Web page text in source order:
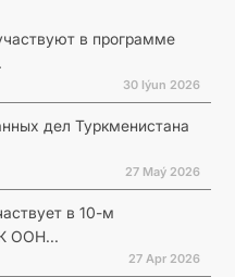
в программе
30 Iýun 2026
дел Туркменистана
27 Maý 2026
в 10-м
ООН...
27 Apr 2026